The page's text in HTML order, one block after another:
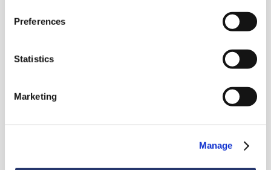
Preferences
Statistics
Marketing
Manage
Știri
98 de tone de oțel din Italia în India